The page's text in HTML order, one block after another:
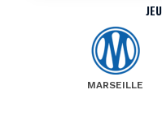
MARSEILLE